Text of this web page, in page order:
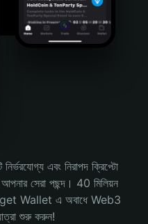
এবং নিরাপদ ক্রিপ্টো
সেরা পছন্দ। 40 মিলিয়ন
Bitget Wallet এ অবাধে Web3
শুরু করুন!